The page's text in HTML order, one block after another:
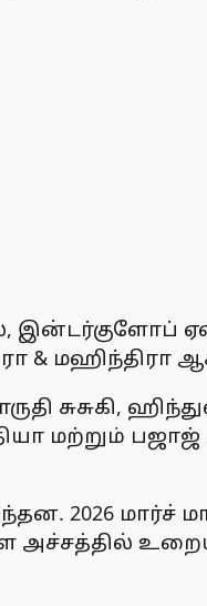
இன்டர்குளோப்
மஹிந்திரா
சுசுகி,
மற்றும்
2026 மார்ச்
அச்சத்தில்